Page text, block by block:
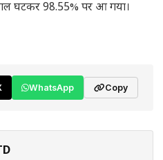
घटकर 98.55% पर आ गया।
WhatsApp Copy